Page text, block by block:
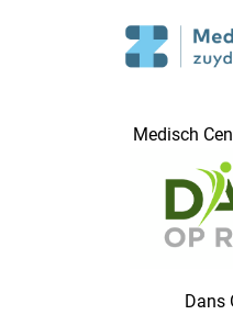
Medisch
Dans